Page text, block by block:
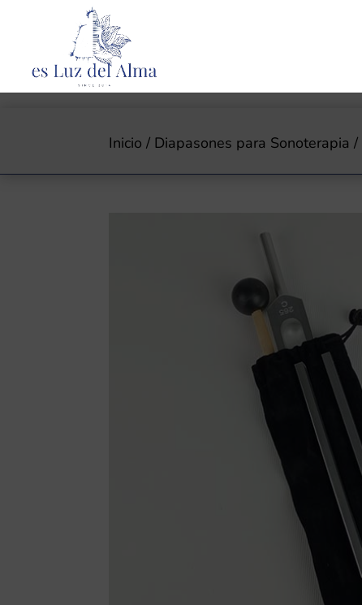
Inicio / Diapasones para Sonoterapia /